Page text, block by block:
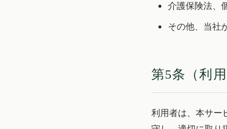
介護保険法、
その他、当社
第5条（利
利用者は、本サー